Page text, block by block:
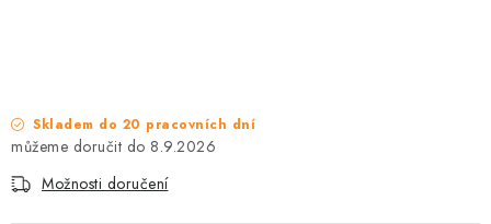
Podmínky ochrany osobních údajů
Skladem do 20 pracovních dní
8.9.2026
Možnosti doručení